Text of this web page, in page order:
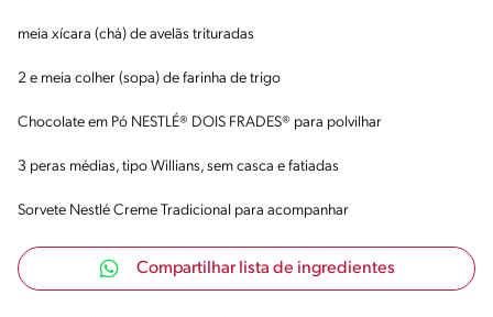
meia xícara (chá) de avelãs trituradas
2 e meia colher (sopa) de farinha de trigo
Chocolate em Pó NESTLÉ® DOIS FRADES® para polvilhar
3 peras médias, tipo Willians, sem casca e fatiadas
Sorvete Nestlé Creme Tradicional para acompanhar
Compartilhar lista de ingredientes